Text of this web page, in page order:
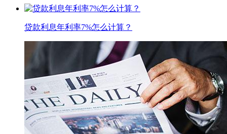
贷款利息年利率7%怎么计算？